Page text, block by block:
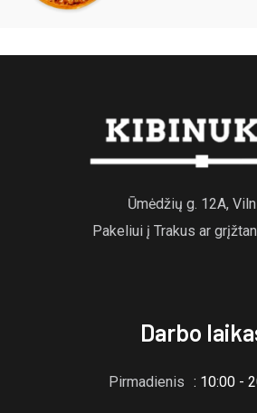
Ūmėdžių g. 12A,
Pakeliui į Trakus ar
Darbo
Pirmadienis : 10:00 -